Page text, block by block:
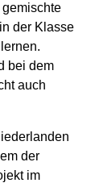
der Klasse
bei dem
auch
der
im